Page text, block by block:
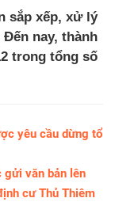
sắp xếp, xử lý
nay, thành
trong tổng số
yêu cầu dừng tổ
gửi văn bản lên
cư Thủ Thiêm